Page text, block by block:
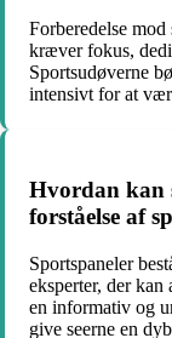
Forberedelse
kræver fokus,
Sportsudøverne
intensivt for at
Hvordan kan
forståelse af
Sportspaneler
eksperter, der kan
en informativ og
give seerne en